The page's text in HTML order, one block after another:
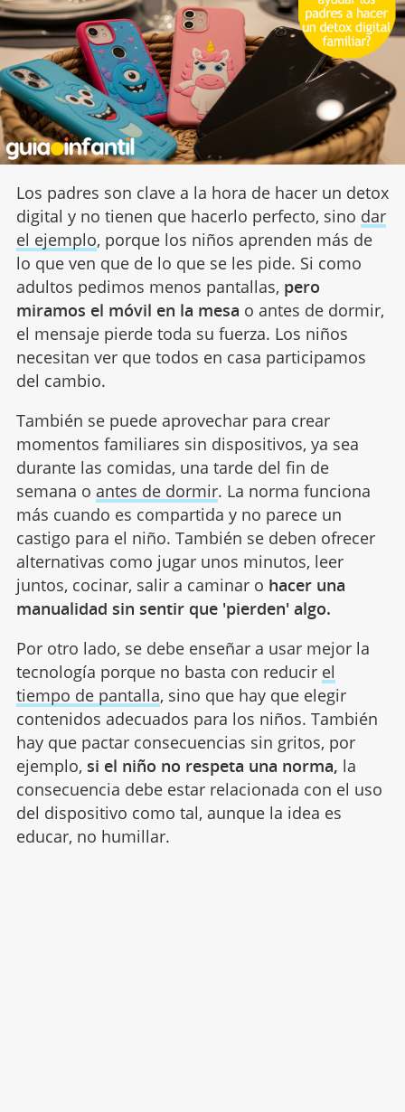
Los padres son clave a la hora de hacer un detox
digital y no tienen que hacerlo perfecto, sino dar
el ejemplo, porque los niños aprenden más de
lo que ven que de lo que se les pide. Si como
adultos pedimos menos pantallas, pero
miramos el móvil en la mesa o antes de dormir,
el mensaje pierde toda su fuerza. Los niños
necesitan ver que todos en casa participamos
del cambio.
También se puede aprovechar para crear
momentos familiares sin dispositivos, ya sea
durante las comidas, una tarde del fin de
semana o antes de dormir. La norma funciona
más cuando es compartida y no parece un
castigo para el niño. También se deben ofrecer
alternativas como jugar unos minutos, leer
juntos, cocinar, salir a caminar o hacer una
manualidad sin sentir que 'pierden' algo.
Por otro lado, se debe enseñar a usar mejor la
tecnología porque no basta con reducir el
tiempo de pantalla, sino que hay que elegir
contenidos adecuados para los niños. También
hay que pactar consecuencias sin gritos, por
ejemplo, si el niño no respeta una norma, la
consecuencia debe estar relacionada con el uso
del dispositivo como tal, aunque la idea es
educar, no humillar.